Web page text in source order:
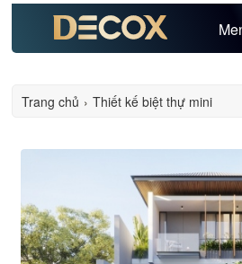
Trang chủ › Thiết kế biệt thự mini